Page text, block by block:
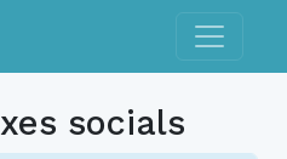
Toggle
socials